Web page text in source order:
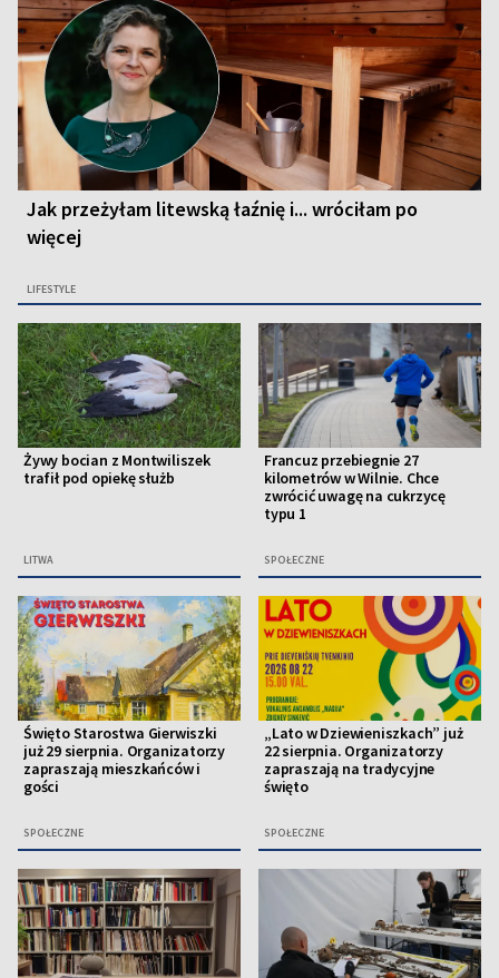
Jak przeżyłam litewską łaźnię i... wróciłam po
więcej
LIFESTYLE
Żywy bocian z Montwiliszek
trafił pod opiekę służb
LITWA
Francuz przebiegnie 27
kilometrów w Wilnie. Chce
zwrócić uwagę na cukrzycę
typu 1
SPOŁECZNE
Święto Starostwa Gierwiszki
już 29 sierpnia. Organizatorzy
zapraszają mieszkańców i
gości
SPOŁECZNE
„Lato w Dziewieniszkach” już
22 sierpnia. Organizatorzy
zapraszają na tradycyjne
święto
SPOŁECZNE